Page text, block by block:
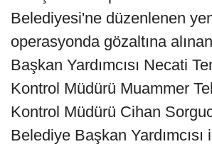
Belediyesi'ne düzenlenen
operasyonda gözaltına
Başkan Yardımcısı Necati
Kontrol Müdürü Muammer
Kontrol Müdürü Cihan
Belediye Başkan Yardımcısı